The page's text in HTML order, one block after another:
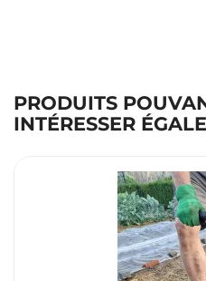
PRODUITS
INTÉRESSER